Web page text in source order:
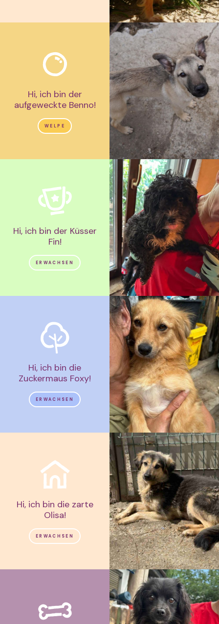
Hi, ich bin der
aufgeweckte Benno!
WELPE
Hi, ich bin der Küsser
Fin!
ERWACHSEN
Hi, ich bin die
Zuckermaus Foxy!
ERWACHSEN
Hi, ich bin die zarte
Olisa!
ERWACHSEN